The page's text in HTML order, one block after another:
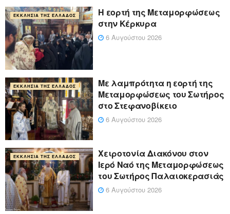
ΕΚΚΛΗΣΊΑ ΤΗΣ ΕΛΛΆΔΟΣ
Η εορτή της Μεταμορφώσεως
στην Κέρκυρα
6 Αυγούστου 2026
ΕΚΚΛΗΣΊΑ ΤΗΣ ΕΛΛΆΔΟΣ
Με λαμπρότητα η εορτή της
Μεταμορφώσεως του Σωτήρος
στο Στεφανοβίκειο
6 Αυγούστου 2026
ΕΚΚΛΗΣΊΑ ΤΗΣ ΕΛΛΆΔΟΣ
Χειροτονία Διακόνου στον
Ιερό Ναό της Μεταμορφώσεως
του Σωτήρος Παλαιοκερασιάς
6 Αυγούστου 2026